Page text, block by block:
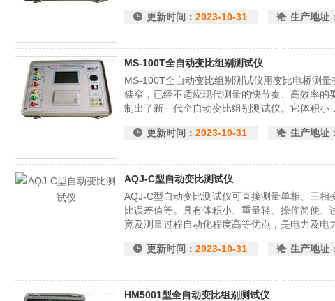
仪器。更新时间： 2023-10-31 生产地址：
MS-100T全自动变比组别测试仪
MS-100T全自动变比组别测试仪用变比电桥测
狭窄，已经不适应现代测量的快节奏、高效率
制出了新一代全自动变比组别测试仪。它体积
仪器。更新时间： 2023-10-31 生产地址：
AQJ-C型自动变比测试仪
AQJ-C型自动变比测试仪可直接测量单相、三
比误差值等。具有体积小、重量轻、操作简便
宽及测量过程自动化程度高等优点，是电力及电
更新时间： 2023-10-31 生产地址：
HM5001型全自动变比组别测试仪